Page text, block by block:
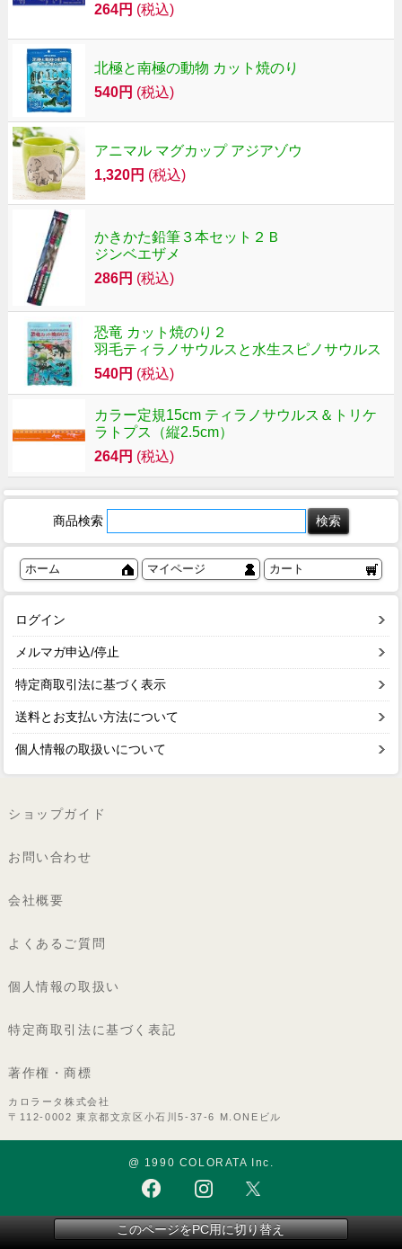
264円 (税込)
北極と南極の動物 カット焼のり
540円 (税込)
アニマル マグカップ アジアゾウ
1,320円 (税込)
かきかた鉛筆３本セット２Ｂ
ジンベエザメ
286円 (税込)
恐竜 カット焼のり２
羽毛ティラノサウルスと水生スピノサウルス
540円 (税込)
カラー定規15cm ティラノサウルス＆トリケ
ラトプス（縦2.5cm）
264円 (税込)
商品検索
ホーム マイページ カート
ログイン
メルマガ申込/停止
特定商取引法に基づく表示
送料とお支払い方法について
個人情報の取扱いについて
ショップガイド
お問い合わせ
会社概要
よくあるご質問
個人情報の取扱い
特定商取引法に基づく表記
著作権・商標
カロラータ株式会社
〒112-0002 東京都文京区小石川5-37-6 M.ONEビル
@ 1990 COLORATA Inc.
このページをPC用に切り替え